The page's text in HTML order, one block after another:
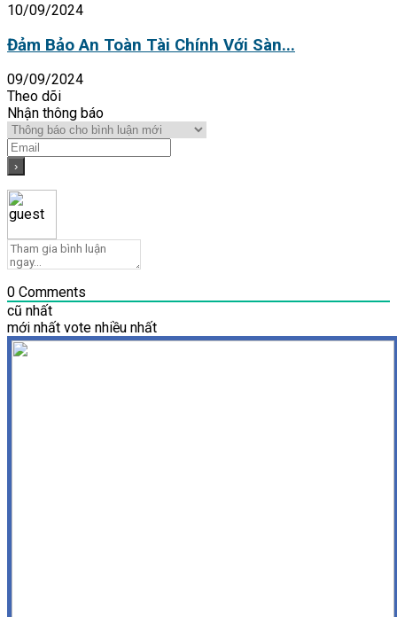
10/09/2024
Đảm Bảo An Toàn Tài Chính Với Sàn...
09/09/2024
Theo dõi
Nhận thông báo
0 Comments
cũ nhất
mới nhất vote nhiều nhất